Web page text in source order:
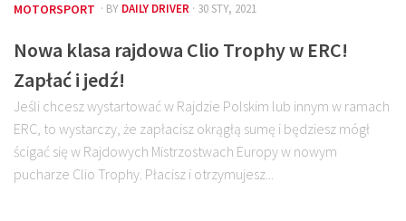
MOTORSPORT · BY DAILY DRIVER · 30 STY, 2021
Nowa klasa rajdowa Clio Trophy w ERC!
Zapłać i jedź!
Jeśli chcesz wystartować w Rajdzie Polskim lub innym w ramach
ERC, to wystarczy, że zapłacisz okrągłą sumę i będziesz mógł
ścigać się w Rajdowych Mistrzostwach Europy w nowym
pucharze Clio Trophy. Płacisz i otrzymujesz...